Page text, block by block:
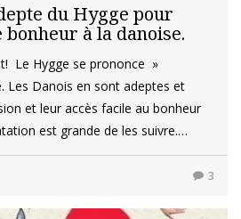
du Hygge pour
à la danoise.
Le Hygge se prononce »
Les Danois en sont adeptes et
et leur accès facile au bonheur
est grande de les suivre.…
3